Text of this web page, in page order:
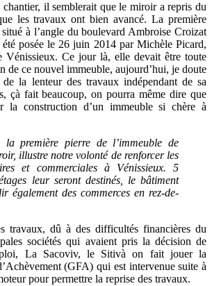
chantier, il semblerait que le miroir a repris du
les travaux ont bien avancé. La première
à l’angle du boulevard Ambroise Croizat
posée le 26 juin 2014 par Michèle Picard,
Vénissieux. Ce jour là, elle devait être toute
de ce nouvel immeuble, aujourd’hui, je doute
de la lenteur des travaux indépendant de sa
çà fait beaucoup, on pourra même dire que
la construction d’un immeuble si chère à
première pierre de l’immeuble de
illustre notre volonté de renforcer les
et commerciales à Vénissieux. 5
leur seront destinés, le bâtiment
également des commerces en rez-de-
travaux, dû à des difficultés financières du
sociétés qui avaient pris la décision de
La Sacoviv, le Sitivà on fait jouer la
(GFA) qui est intervenue suite à
pour permettre la reprise des travaux.